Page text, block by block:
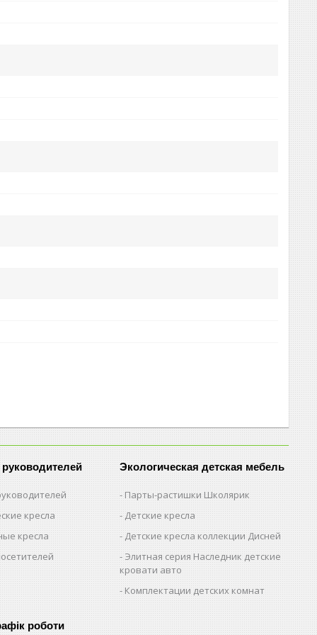
кресла
кресла
Экологическая детская мебель
Парты-растишки Школярик
Детские кресла
Детские кресла коллекции Дисней
Элитная серия Наследник детские
кровати авто
Комплектации детских комнат
роботи